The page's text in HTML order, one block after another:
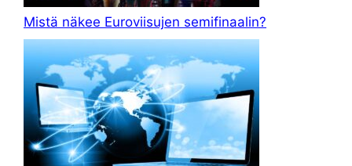
Mistä näkee Euroviisujen semifinaalin?